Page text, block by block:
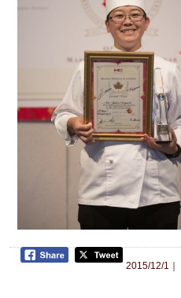
2015/12/1｜